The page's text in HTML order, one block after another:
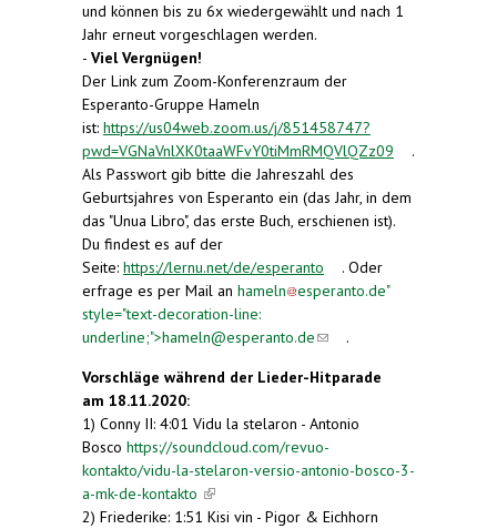
und können bis zu 6x wiedergewählt und nach 1
Jahr erneut vorgeschlagen werden.
- Viel Vergnügen!
Der Link zum Zoom-Konferenzraum der
Esperanto-Gruppe Hameln
ist: https://us04web.zoom.us/j/851458747?
pwd=VGNaVnlXK0taaWFvY0tiMmRMQVlQZz09 (link is
.
Als Passwort gib bitte die Jahreszahl des
Geburtsjahres von Esperanto ein (das Jahr, in dem
das "Unua Libro", das erste Buch, erschienen ist).
Du findest es auf der
Seite: https://lernu.net/de/esperanto (link is
external)
. Oder
erfrage es per Mail an hameln esperanto.de"
style="text-decoration-line:
underline;">hameln@esperanto.de(link sends e-
(link sends
.
Vorschläge während der Lieder-Hitparade
am 18.11.2020:
1) Conny II: 4:01 Vidu la stelaron - Antonio
Bosco https://soundcloud.com/revuo-
kontakto/vidu-la-stelaron-versio-antonio-bosco-3-
a-mk-de-kontakto (link is external)
2) Friederike: 1:51 Kisi vin - Pigor & Eichhorn